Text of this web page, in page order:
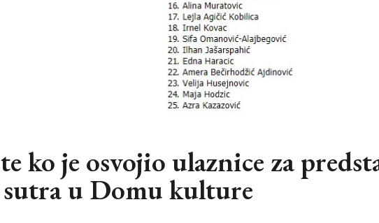
ko je osvojio ulaznice za
u Domu kulture